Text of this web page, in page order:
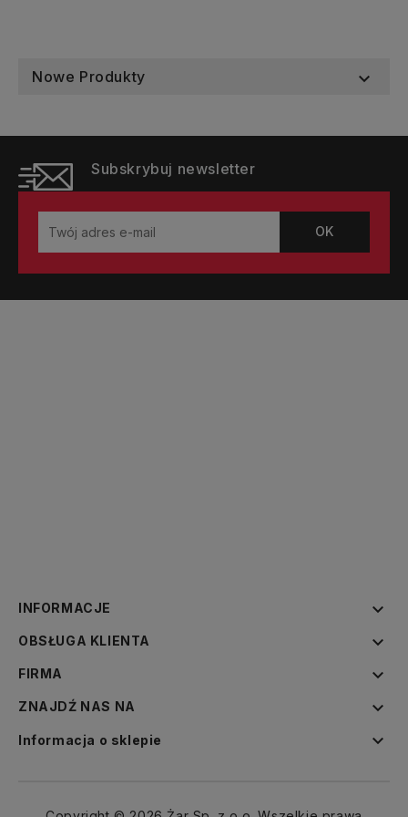
Nowe Produkty 
Subskrybuj newsletter
INFORMACJE 
OBSŁUGA KLIENTA 
FIRMA 
ZNAJDŹ NAS NA 
Informacja o sklepie 